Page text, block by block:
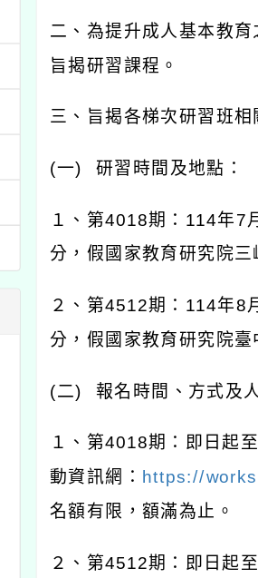
二、為提升成人基本教
旨揭研習課程。
三、旨揭各梯次研習班相
(一) 研習時間及地點：
１、第4018期： 114年7
分，假國家教育研究院
２、第4512期： 114年8
分，假國家教育研究院
(二) 報名時間、方式及
１、第4018期：即日起至
動資訊網： https://
名額有限，額滿為止。
２、第4512期：即日起至